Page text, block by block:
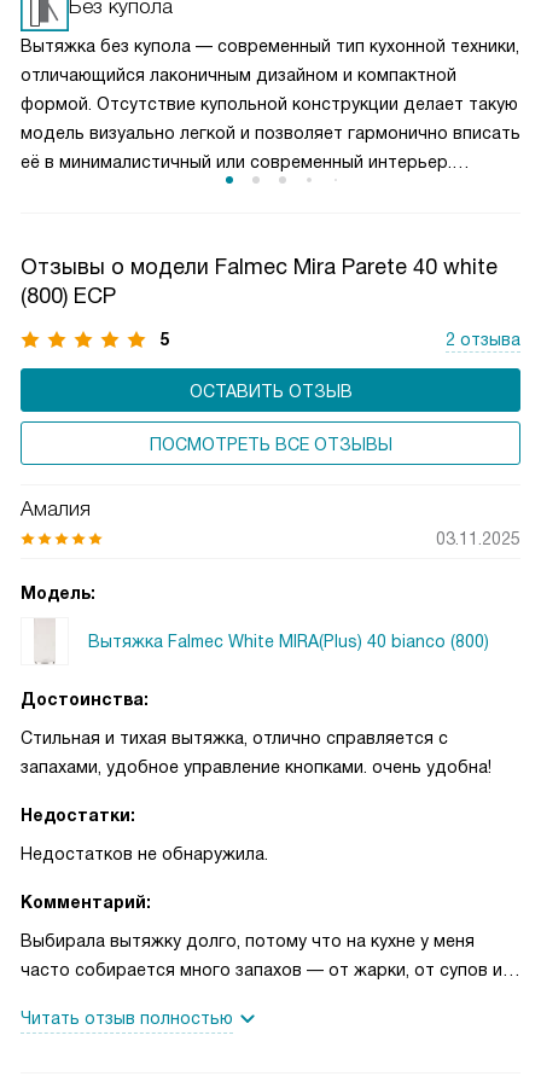
разделение обеспечивает оптимальный баланс между
производительностью и уровнем шума. Пользователь
может гибко управлять мощностью вытяжки, снижая
энергопотребление и продлевая срок службы двигателя,
сохраняя комфортную атмосферу на кухне.
Без купола
Вытяжка без купола — современный тип кухонной техники,
отличающийся лаконичным дизайном и компактной
формой. Отсутствие купольной конструкции делает такую
модель визуально легкой и позволяет гармонично вписать
её в минималистичный или современный интерьер.
для кухонь с ограниченной площадью.
Отзывы о модели Falmec Mira Parete 40 white
(800) ECP
5 2 отзыва
ОСТАВИТЬ ОТЗЫВ
ПОСМОТРЕТЬ ВСЕ ОТЗЫВЫ
Амалия
03.11.2025
Модель:
Вытяжка Falmec White MIRA(Plus) 40 bianco (800)
Достоинства:
Стильная и тихая вытяжка, отлично справляется с
запахами, удобное управление кнопками. очень удобна!
Недостатки:
Недостатков не обнаружила.
Комментарий:
Выбирала вытяжку долго, потому что на кухне у меня
часто собирается много запахов — от жарки, от супов и
пекла блины ночью, и соседка снизу написала, что ничего
Читать отзыв полностью